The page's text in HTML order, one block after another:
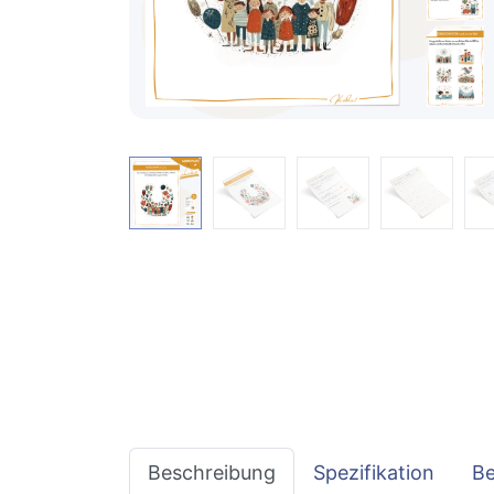
Beschreibung Spezifikation